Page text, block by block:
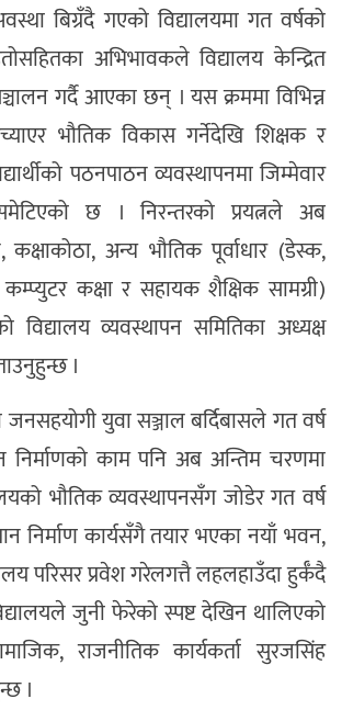
बिग्रँदै गएको विद्यालयमा गत वर्षको
अभिभावकले विद्यालय केन्द्रित
गर्दै आएका छन् । यस क्रममा विभिन्न
भौतिक विकास गर्नेदेखि शिक्षक र
पठनपाठन व्यवस्थापनमा जिम्मेवार
छ । निरन्तरको प्रयत्नले अब
कक्षाकोठा, अन्य भौतिक पूर्वाधार (डेस्क,
कक्षा र सहायक शैक्षिक सामग्री)
व्यवस्थापन समितिका अध्यक्ष
।
जनसहयोगी युवा सञ्जाल बर्दिबासले गत वर्ष
निर्माणको काम पनि अब अन्तिम चरणमा
भौतिक व्यवस्थापनसँग जोडेर गत वर्ष
निर्माण कार्यसँगै तयार भएका नयाँ भवन,
परिसर प्रवेश गरेलगत्तै लहलहाउँदा हुर्कँदै
जुनी फेरेको स्पष्ट देखिन थालिएको
राजनीतिक कार्यकर्ता सुरजसिंह
।